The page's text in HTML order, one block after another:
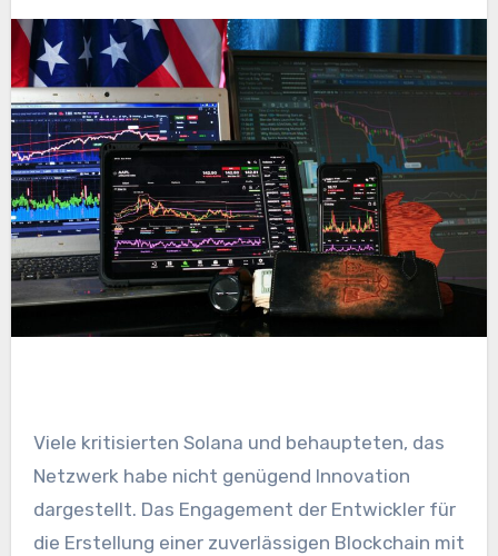
Viele kritisierten Solana und behaupteten, das
Netzwerk habe nicht genügend Innovation
dargestellt. Das Engagement der Entwickler für
die Erstellung einer zuverlässigen Blockchain mit